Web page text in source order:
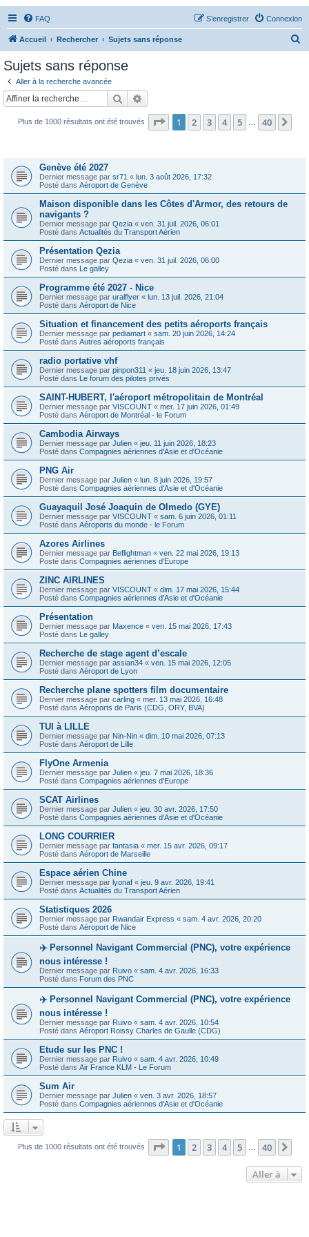
FAQ Connexion
S’enregistrer
Accueil Rechercher Sujets sans réponse
Sujets sans réponse
Aller à la recherche avancée
Rechercher
Plus de 1000 résultats ont été trouvés Page 1sur40
1 2 3 4 5 40
Genève été 2027
Dernier message par sr71 « lun. 3 août 2026, 17:32
Posté dans Aéroport de Genève
Maison disponible dans les Côtes d'Armor, des retours de
navigants ?
Dernier message par Qezia « ven. 31 juil. 2026, 06:01
Posté dans Actualités du Transport Aérien
Présentation Qezia
Dernier message par Qezia « ven. 31 juil. 2026, 06:00
Posté dans Le galley
Programme été 2027 - Nice
Dernier message par uralflyer « lun. 13 juil. 2026, 21:04
Posté dans Aéroport de Nice
Situation et financement des petits aéroports français
Dernier message par pediamart « sam. 20 juin 2026, 14:24
Posté dans Autres aéroports français
radio portative vhf
Dernier message par pinpon311 « jeu. 18 juin 2026, 13:47
Posté dans Le forum des pilotes privés
SAINT-HUBERT, l'aéroport métropolitain de Montréal
Dernier message par VISCOUNT « mer. 17 juin 2026, 01:49
Posté dans Aéroport de Montréal - le Forum
Cambodia Airways
Dernier message par Julien « jeu. 11 juin 2026, 18:23
Posté dans Compagnies aériennes d'Asie et d'Océanie
PNG Air
Dernier message par Julien « lun. 8 juin 2026, 19:57
Posté dans Compagnies aériennes d'Asie et d'Océanie
Guayaquil José Joaquin de Olmedo (GYE)
Dernier message par VISCOUNT « sam. 6 juin 2026, 01:11
Posté dans Aéroports du monde - le Forum
Azores Airlines
Dernier message par Beflightman « ven. 22 mai 2026, 19:13
Posté dans Compagnies aériennes d'Europe
ZINC AIRLINES
Dernier message par VISCOUNT « dim. 17 mai 2026, 15:44
Posté dans Compagnies aériennes d'Asie et d'Océanie
Présentation
Dernier message par Maxence « ven. 15 mai 2026, 17:43
Posté dans Le galley
Recherche de stage agent d’escale
Dernier message par assian34 « ven. 15 mai 2026, 12:05
Posté dans Aéroport de Lyon
Recherche plane spotters film documentaire
Dernier message par carling « mer. 13 mai 2026, 16:48
Posté dans Aéroports de Paris (CDG, ORY, BVA)
TUI à LILLE
Dernier message par Nin-Nin « dim. 10 mai 2026, 07:13
Posté dans Aéroport de Lille
FlyOne Armenia
Dernier message par Julien « jeu. 7 mai 2026, 18:36
Posté dans Compagnies aériennes d'Europe
SCAT Airlines
Dernier message par Julien « jeu. 30 avr. 2026, 17:50
Posté dans Compagnies aériennes d'Asie et d'Océanie
LONG COURRIER
Dernier message par fantasia « mer. 15 avr. 2026, 09:17
Posté dans Aéroport de Marseille
Espace aérien Chine
Dernier message par lyonaf « jeu. 9 avr. 2026, 19:41
Posté dans Actualités du Transport Aérien
Statistiques 2026
Dernier message par Rwandair Express « sam. 4 avr. 2026, 20:20
Posté dans Aéroport de Nice
✈️ Personnel Navigant Commercial (PNC), votre expérience
nous intéresse !
Dernier message par Ruivo « sam. 4 avr. 2026, 16:33
Posté dans Forum des PNC
✈️ Personnel Navigant Commercial (PNC), votre expérience
nous intéresse !
Dernier message par Ruivo « sam. 4 avr. 2026, 10:54
Posté dans Aéroport Roissy Charles de Gaulle (CDG)
Etude sur les PNC !
Dernier message par Ruivo « sam. 4 avr. 2026, 10:49
Posté dans Air France KLM - Le Forum
Sum Air
Dernier message par Julien « ven. 3 avr. 2026, 18:57
Posté dans Compagnies aériennes d'Asie et d'Océanie
Plus de 1000 résultats ont été trouvés Page 1sur40
1 2 3 4 5 40
Aller à